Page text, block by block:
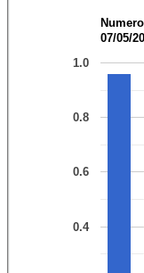
07/05/
0.4
0.6
0.8
1.0